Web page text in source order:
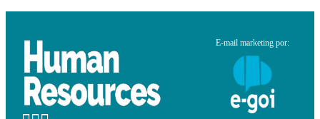
E-mail marketing por: